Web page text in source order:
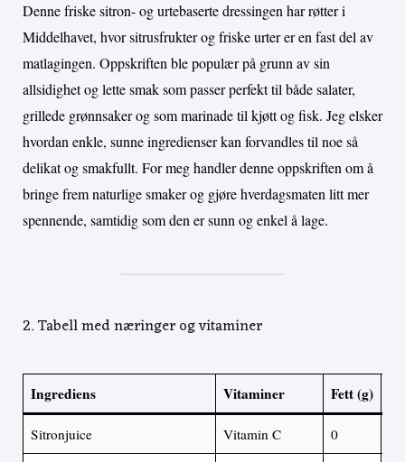
Denne friske sitron- og urtebaserte dressingen har røtter i
Middelhavet, hvor sitrusfrukter og friske urter er en fast del av
matlagingen. Oppskriften ble populær på grunn av sin
allsidighet og lette smak som passer perfekt til både salater,
grillede grønnsaker og som marinade til kjøtt og fisk. Jeg elsker
hvordan enkle, sunne ingredienser kan forvandles til noe så
delikat og smakfullt. For meg handler denne oppskriften om å
bringe frem naturlige smaker og gjøre hverdagsmaten litt mer
spennende, samtidig som den er sunn og enkel å lage.
2. Tabell med næringer og vitaminer
Ingrediens Vitaminer Fett (g)
Sitronjuice Vitamin C 0